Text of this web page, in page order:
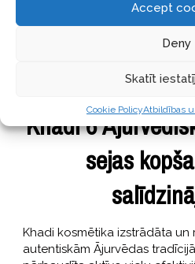
Accept
Deny
Skatīt
Cookie PolicyAtbildības
SKAISTI
03 maijs, 2019
Khadi 6
sejas
Khadi kosmētika izstrādāta un
autentiskām Ājurvēdas